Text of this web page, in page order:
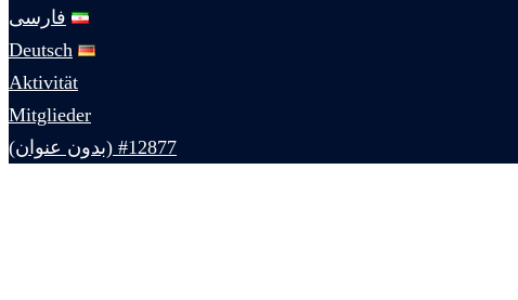
فارسی
Deutsch
Aktivität
Mitglieder
#12877 (بدون عنوان)